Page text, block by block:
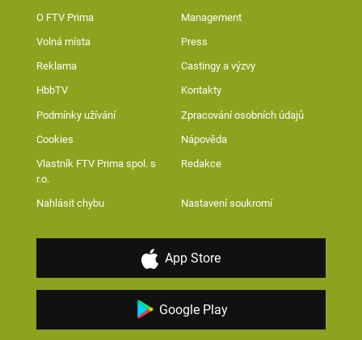
O FTV Prima Management
Volná místa Press
Reklama Castingy a výzvy
HbbTV Kontakty
Podmínky užívání Zpracování osobních údajů
Cookies Nápověda
Vlastník FTV Prima spol. s
r.o.
Redakce
Nahlásit chybu Nastavení soukromí
App Store
Google Play